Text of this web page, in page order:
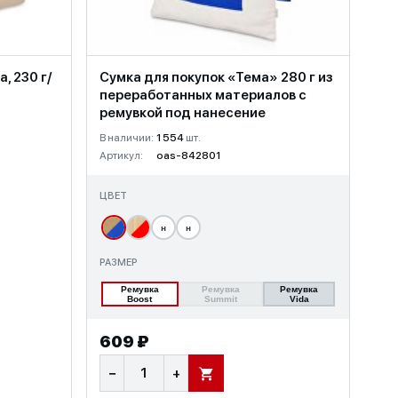
230 г/
Сумка для покупок «Тема» 280 г из
переработанных материалов с
ремувкой под нанесение
В наличии: 1 554 шт.
Артикул:
oas-842801
ЦВЕТ
н н
РАЗМЕР
Ремувка
Boost
Ремувка
Summit
Ремувка
Vida
609 ₽
− + В КОРЗИНУ